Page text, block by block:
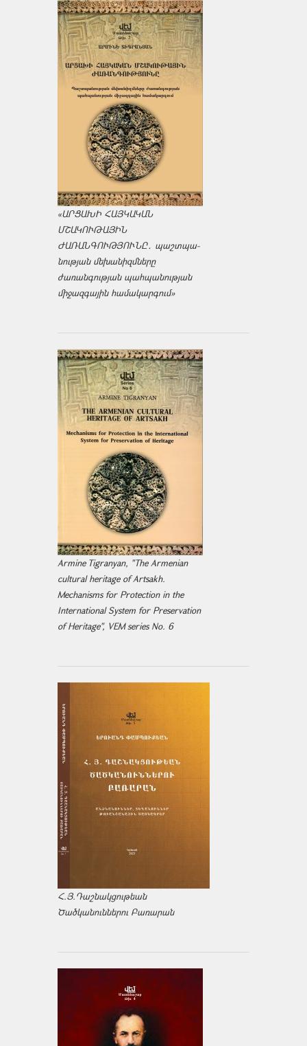
«ԱՐՑԱԽԻ ՀԱՅԿԱԿԱՆ
ՄՇԱԿՈՒԹԱՅԻՆ
ԺԱՌԱՆԳՈՒԹՅՈՒՆԸ․ պաշտպա­
նության մեխանիզմները
ժառանգության պահպանության
միջազ­գային համակարգում»
Armine Tigranyan, "The Armenian
cultural heritage of Artsakh.
Mechanisms for Protection in the
International System for Preservation
of Heritage", VEM series No. 6
Հ.Յ.Դաշնակցութեան
Ծածկանուններու Բառարան